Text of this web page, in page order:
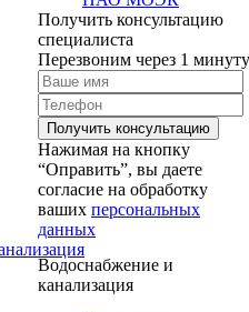
Получить консультацию
специалиста
Перезвоним через 1 минуту
Нажимая на кнопку
“Оправить”, вы даете
согласие на обработку
ваших персональных
данных
Водоснабжение и
канализация